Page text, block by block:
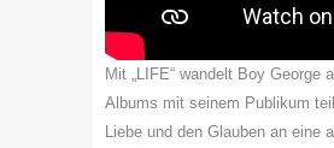
Mit „LIFE“ wandelt Boy George
Albums mit seinem Publikum
Liebe und den Glauben an eine